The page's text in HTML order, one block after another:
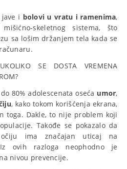
i bolovi u vratu i ramenima,
skeletnog sistema, što
sa lošim držanjem tela kada se
SE DOSTA VREMENA
80% adolescenata oseća umor,
, kako tokom korišćenja ekrana,
toga. Dakle, to nije problem koji
Takođe se pokazalo da
ima značajan uticaj na
ovih razloga neophodno je
nivou prevencije.